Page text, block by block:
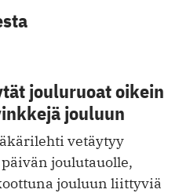
jouluruoat oikein
jouluun
vetäytyy
joulutauolle,
jouluun liittyviä